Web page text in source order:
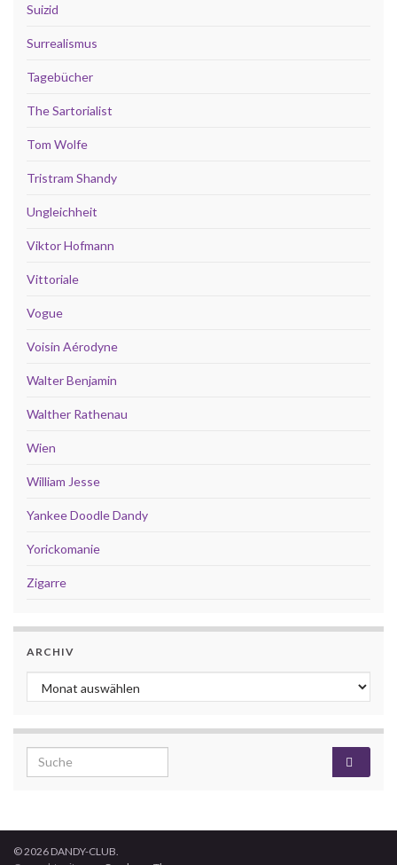
Suizid
Surrealismus
Tagebücher
The Sartorialist
Tom Wolfe
Tristram Shandy
Ungleichheit
Viktor Hofmann
Vittoriale
Vogue
Voisin Aérodyne
Walter Benjamin
Walther Rathenau
Wien
William Jesse
Yankee Doodle Dandy
Yorickomanie
Zigarre
ARCHIV
Archiv
Search for:
© 2026 DANDY-CLUB.